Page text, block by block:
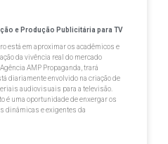
e Produção Publicitária para TV
está em aproximar os acadêmicos e
da vivência real do mercado
AMP Propaganda, trará
diariamente envolvido na criação de
audiovisuais para a televisão.
é uma oportunidade de enxergar os
dinâmicas e exigentes da